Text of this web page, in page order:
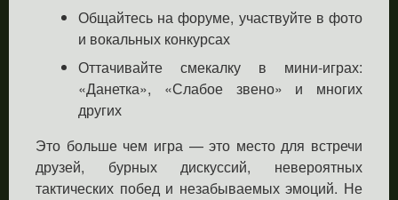
Общайтесь на форуме, участвуйте в фото
и вокальных конкурсах
Оттачивайте смекалку в мини-играх:
«Данетка», «Слабое звено» и многих
других
Это больше чем игра — это место для встречи
друзей, бурных дискуссий, невероятных
тактических побед и незабываемых эмоций. Не